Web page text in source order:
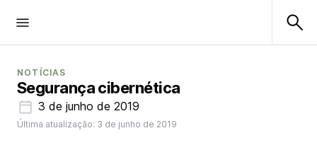
NOTÍCIAS
Segurança cibernética
3 de junho de 2019
Última atualização: 3 de junho de 2019